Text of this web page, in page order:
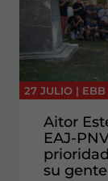
27 JULIO | EBB
Aitor
EAJ-
su